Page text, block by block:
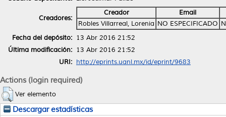
Creadores:
Creador
Email
Robles Villarreal, Lorenia NO ESPECIFICADO
Fecha del depósito: 13 Abr 2016 21:52
Última modificación: 13 Abr 2016 21:52
URI: http://eprints.uanl.mx/id/eprint/9683
Actions (login required)
Ver elemento
Descargar estadísticas